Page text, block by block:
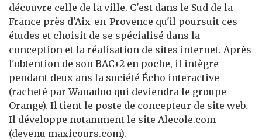
découvre celle de la ville. C'est dans le Sud de la
France près d'Aix-en-Provence qu'il poursuit ces
études et choisit de se spécialisé dans la
conception et la réalisation de sites internet. Après
l'obtention de son BAC+2 en poche, il intègre
pendant deux ans la société Écho interactive
(racheté par Wanadoo qui deviendra le groupe
Orange). Il tient le poste de concepteur de site web.
Il développe notamment le site Alecole.com
(devenu maxicours.com).